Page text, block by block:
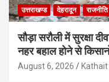
उत्तराखण्ड देहरादून राजनीति
सौड़ा सरौली में सुरक्षा
नहर बहाल होने से
August 6, 2026